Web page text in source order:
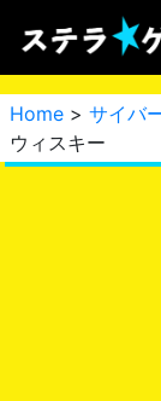
Home > サイバ
ウィスキー